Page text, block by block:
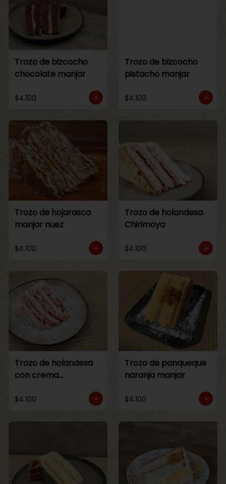
Trozo de bizcocho
chocolate manjar
$4.100
Trozo de bizcocho
pistacho manjar
$4.100
Trozo de hojarasca
manjar nuez
$4.100
Trozo de holandesa
Chirimoya
$4.100
Trozo de holandesa
con crema
$4.100
Trozo de panqueque
naranja manjar
$4.100